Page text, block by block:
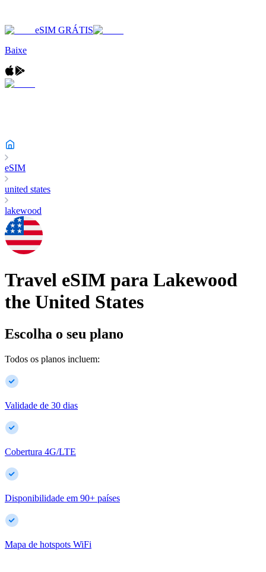
eSIM GRÁTIS
Baixe
eSIM
united states
lakewood
Travel eSIM para Lakewood
the United States
Escolha o seu plano
Todos os planos incluem:
Validade de 30 dias
Cobertura 4G/LTE
Disponibilidade em 90+ países
Mapa de hotspots WiFi